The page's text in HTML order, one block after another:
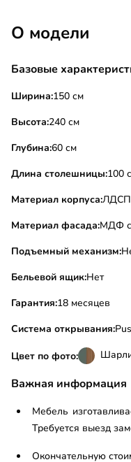
О модели
Базовые
Ширина:150 см
Высота:240 см
Глубина:60 см
Длина столешницы:100
Материал корпуса:ЛДСП
Материал фасада:МДФ с
Подъемный механизм:
Бельевой ящик:Нет
Гарантия:18 месяцев
Система открывания:
Цвет по фото:
Важная информация
Мебель
Требуется выезд
Окончательную